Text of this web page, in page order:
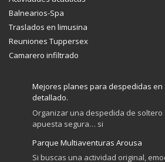
Balnearios-Spa
Traslados en limusina
Reuniones Tuppersex
Camarero infiltrado
Mejores planes para despedidas en
detallado.
Organizar una despedida de
apuesta segura… si
Parque Multiaventuras Arousa
Si buscas una actividad original,